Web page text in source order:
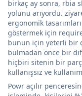
birkaç ay sonra, rbia
yolunu arıyordu.
ergonomik
göstermek için
bunun için yeterli bir
bulmadan önce bir
hiçbiri sitenin bir
kullanışsız ve
Powr açılır